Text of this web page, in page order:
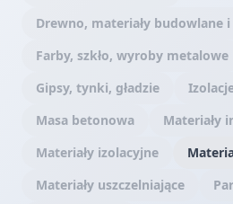
Drewno, materiały budowlane
Farby, szkło, wyroby metalowe
Gipsy, tynki, gładzie
Masa betonowa
Materiały
Materiały izolacyjne
Materiały uszczelniające